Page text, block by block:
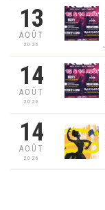
13
AOÛT
2026
14
AOÛT
2026
14
AOÛT
2026